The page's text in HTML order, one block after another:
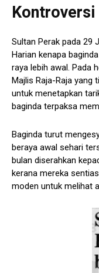
Kontroversi
Sultan Perak pada 29
Harian kenapa
raya lebih awal. Pada
Majlis Raja-Raja yang
untuk menetapkan
baginda terpaksa
Baginda turut
beraya awal sehari
bulan diserahkan
kerana mereka
moden untuk melihat